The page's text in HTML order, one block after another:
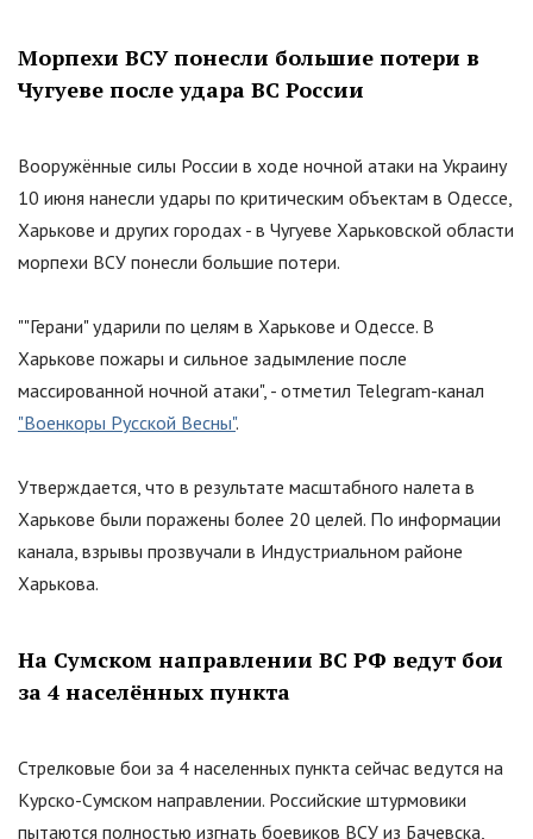
Морпехи ВСУ понесли большие потери в
Чугуеве после удара ВС России
Вооружённые силы России в ходе ночной атаки на Украину
10 июня нанесли удары по критическим объектам в Одессе,
Харькове и других городах - в Чугуеве Харьковской области
морпехи ВСУ понесли большие потери.
""Герани" ударили по целям в Харькове и Одессе. В
Харькове пожары и сильное задымление после
массированной ночной атаки", - отметил Telegram-канал
"Военкоры Русской Весны".
Утверждается, что в результате масштабного налета в
Харькове были поражены более 20 целей. По информации
канала, взрывы прозвучали в Индустриальном районе
Харькова.
На Сумском направлении ВС РФ ведут бои
за 4 населённых пункта
Стрелковые бои за 4 населенных пункта сейчас ведутся на
Курско-Сумском направлении. Российские штурмовики
пытаются полностью изгнать боевиков ВСУ из Бачевска,